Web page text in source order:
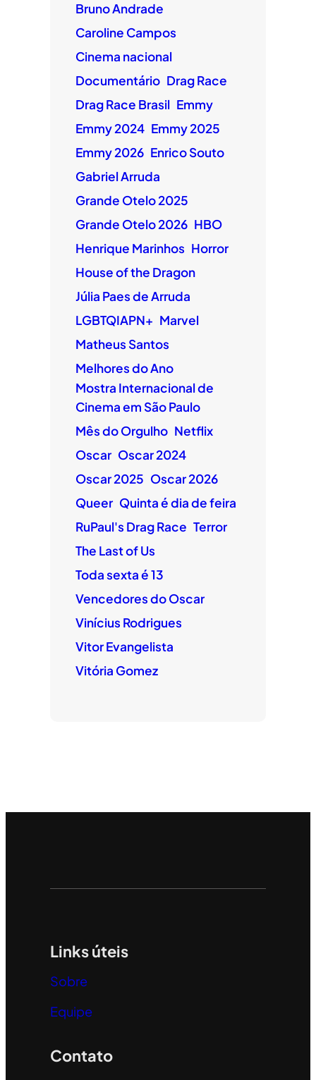
Bruno Andrade
Caroline Campos
Cinema nacional
Documentário Drag Race
Drag Race Brasil Emmy
Emmy 2024 Emmy 2025
Emmy 2026 Enrico Souto
Gabriel Arruda
Grande Otelo 2025
Grande Otelo 2026 HBO
Henrique Marinhos Horror
House of the Dragon
Júlia Paes de Arruda
LGBTQIAPN+ Marvel
Matheus Santos
Melhores do Ano
Mostra Internacional de
Cinema em São Paulo
Mês do Orgulho Netflix
Oscar Oscar 2024
Oscar 2025 Oscar 2026
Queer Quinta é dia de feira
RuPaul's Drag Race Terror
The Last of Us
Toda sexta é 13
Vencedores do Oscar
Vinícius Rodrigues
Vitor Evangelista
Vitória Gomez
Links úteis
Sobre
Equipe
Contato